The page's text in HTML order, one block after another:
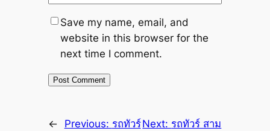
Save my name, email, and
website in this browser for the
next time I comment.
← Previous: รถทัวร์Next: รถทัวร์ สาม